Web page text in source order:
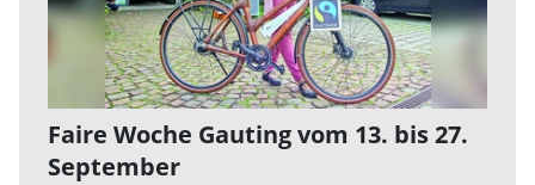
Faire Woche Gauting vom 13. bis 27.
September